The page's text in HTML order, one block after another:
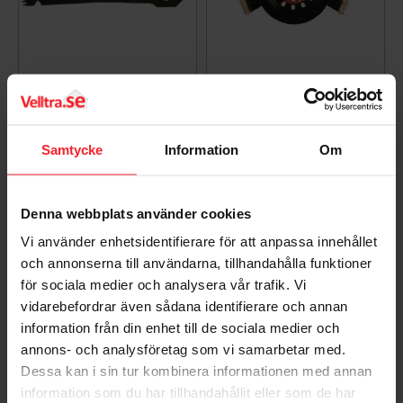
Samtycke Information Om
Denna webbplats använder cookies
Vi använder enhetsidentifierare för att anpassa innehållet
och annonserna till användarna, tillhandahålla funktioner
för sociala medier och analysera vår trafik. Vi
vidarebefordrar även sådana identifierare och annan
information från din enhet till de sociala medier och
annons- och analysföretag som vi samarbetar med.
Dessa kan i sin tur kombinera informationen med annan
information som du har tillhandahållit eller som de har
trä 32X40 MM Hikoki
006597655
251DKK
Multiverktygsblad
Hikoki MA65SH HM/TC
006597658